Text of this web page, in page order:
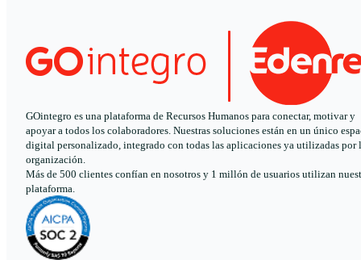
GOintegro es una plataforma de Recursos Humanos para conectar, motivar y
apoyar a todos los colaboradores. Nuestras soluciones están en un único
digital personalizado, integrado con todas las aplicaciones ya utilizadas por
organización.
Más de 500 clientes confían en nosotros y 1 millón de usuarios utilizan
plataforma.